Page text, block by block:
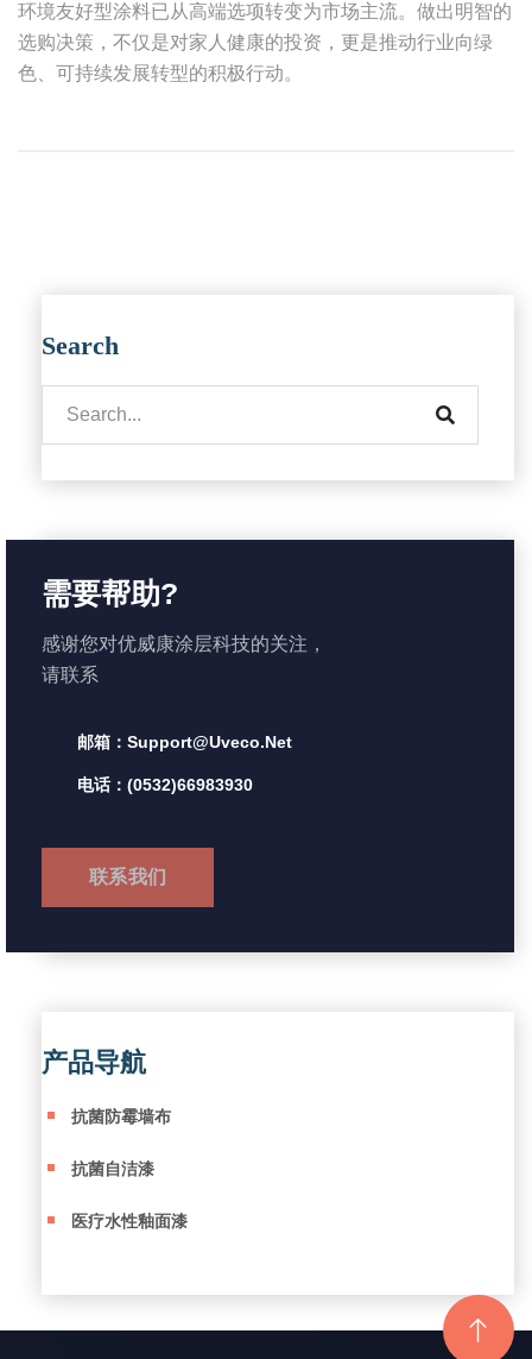
环境友好型涂料已从高端选项转变为市场主流。做出明智的
选购决策，不仅是对家人健康的投资，更是推动行业向绿
色、可持续发展转型的积极行动。
Search
需要帮助?
感谢您对优威康涂层科技的关注，
请联系
邮箱：support@uveco.net
电话：(0532)66983930
联系我们
产品导航
抗菌防霉墙布
抗菌自洁漆
医疗水性釉面漆